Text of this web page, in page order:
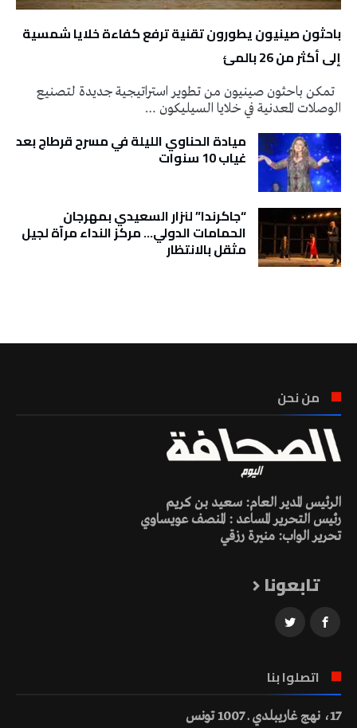
باحثون صينيون يطورون تقنية ترفع كفاءة خلايا شمسية
إلى أكثر من 26 بالمئ
تمكن باحثون صينيون من تطوير استراتيجية جديدة لتصنيع
الوصلات المعدنية في خلايا السيليكون …
ميادة الحناوي الليلة في مسرح قرطاج بعد
غياب 10 سنوات
“جاكرندا” لنزار السعيدي بمهرجان
الحمامات الدولي… مركز النداء مرآة لجيل
مثقل بالانتظار
من نحن
الرئيس المدير العام: سعيد بن كريم
رئيس التحرير المساعد : المنصف عويساوي
تحرير الواب: منيرة رزقي
تابعونا
اتصلوا بنا
17، نهج غاريبلدي ـ 1007 تونس